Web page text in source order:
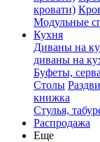
кровати)
Модульные
Кухня
Диваны на
диваны на
Буфеты,
Столы
книжка
Стулья,
Распродажа
Еще